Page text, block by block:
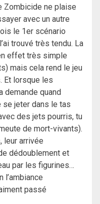
Zombicide ne plaise
avec un autre
le 1er scénario
trouvé très tendu. La
effet très simple
mais cela rend le jeu
Et lorsque les
demande quand
se jeter dans le tas
des jets pourris, tu
de mort-vivants).
leur arrivée
dédoublement et
par les figurines…
l’ambiance
passé